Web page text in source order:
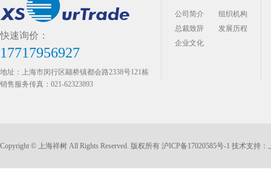
快速询价：
17717956927
地址：上海市闵行区颛桥镇都会路2338号121栋
销售服务传真：021-62323893
公司简介
组织机构
总裁致辞
发展历程
企业文化
Copyright © 上海祥树 All Rights Reserved. 版权所有 沪ICP备17020585号-1 技术支持：